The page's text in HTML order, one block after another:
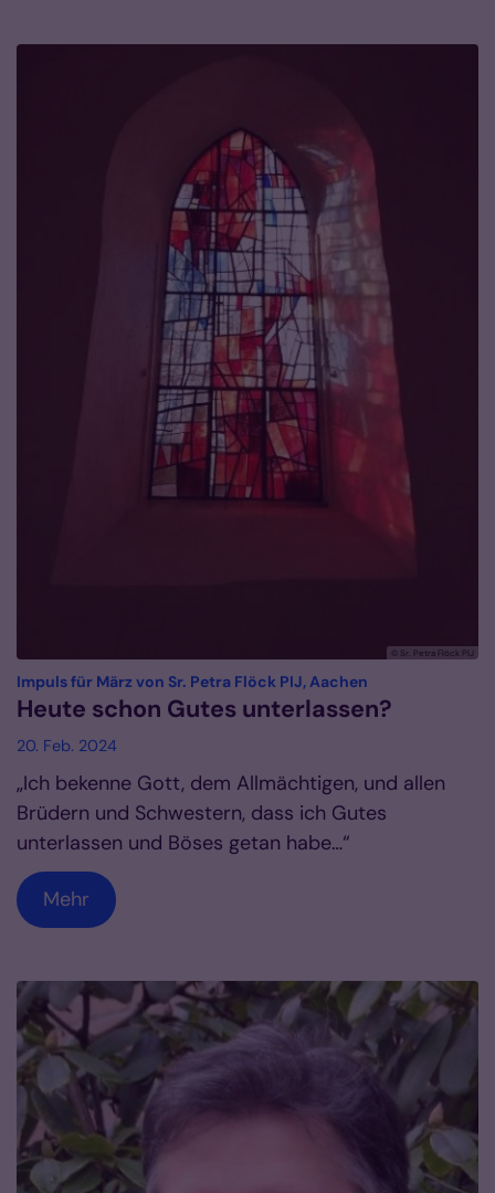
© Sr. Petra Flöck PIJ
Impuls für März von Sr. Petra Flöck PIJ, Aachen
Heute schon Gutes unterlassen?
20. Feb. 2024
„Ich bekenne Gott, dem Allmächtigen, und allen
Brüdern und Schwestern, dass ich Gutes
unterlassen und Böses getan habe…“
Mehr